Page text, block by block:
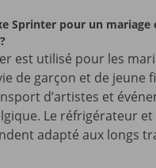
Sprinter pour un mariage
est utilisé pour les
de garçon et de jeune
d’artistes et
Le réfrigérateur
adapté aux longs